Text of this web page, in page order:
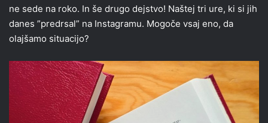
ne sede na roko. In še drugo dejstvo! Naštej tri ure, ki si jih
danes ”predrsal” na Instagramu. Mogoče vsaj eno, da
olajšamo situacijo?